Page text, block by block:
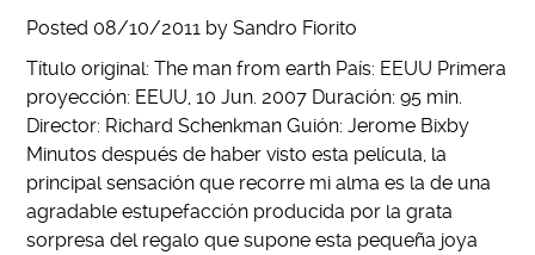
Posted 08/10/2011 bySandro Fiorito
Título original: The man from earth País: EEUU Primera
proyección: EEUU, 10 Jun. 2007 Duración: 95 min.
Director: Richard Schenkman Guión: Jerome Bixby
Minutos después de haber visto esta película, la
principal sensación que recorre mi alma es la de una
agradable estupefacción producida por la grata
sorpresa del regalo que supone esta pequeña joya